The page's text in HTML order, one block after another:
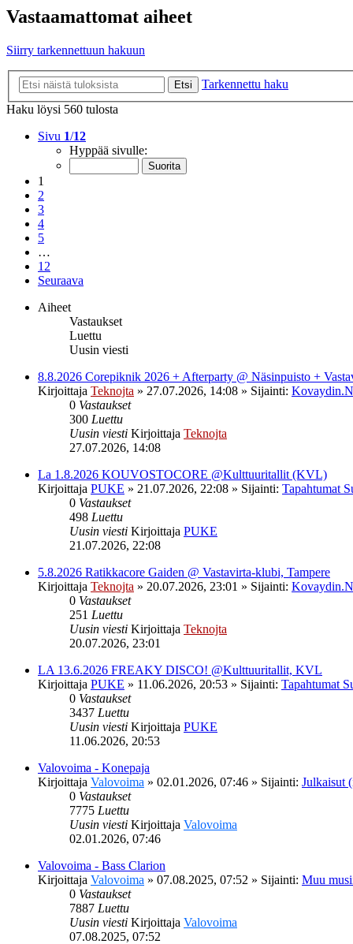
Vastaamattomat aiheet
Siirry tarkennettuun hakuun
Etsi
Tarkennettu haku
Haku löysi 560 tulosta
Sivu 1/12
Hyppää sivulle:
1
2
3
4
5
…
12
Seuraava
Aiheet
Vastaukset
Luettu
Uusin viesti
8.8.2026 Corepiknik 2026 + Afterparty @ Näsinpuisto +
Kirjoittaja Teknojta » 27.07.2026, 14:08 » Sijainti:
0 Vastaukset
300 Luettu
Uusin viesti Kirjoittaja Teknojta
27.07.2026, 14:08
La 1.8.2026 KOUVOSTOCORE @Kulttuuritallit (KVL)
Kirjoittaja PUKE » 21.07.2026, 22:08 » Sijainti: Tapahtumat
0 Vastaukset
498 Luettu
Uusin viesti Kirjoittaja PUKE
21.07.2026, 22:08
5.8.2026 Ratikkacore Gaiden @ Vastavirta-klubi, Tampere
Kirjoittaja Teknojta » 20.07.2026, 23:01 » Sijainti:
0 Vastaukset
251 Luettu
Uusin viesti Kirjoittaja Teknojta
20.07.2026, 23:01
LA 13.6.2026 FREAKY DISCO! @Kulttuuritallit, KVL
Kirjoittaja PUKE » 11.06.2026, 20:53 » Sijainti: Tapahtumat
0 Vastaukset
3437 Luettu
Uusin viesti Kirjoittaja PUKE
11.06.2026, 20:53
Valovoima - Konepaja
Kirjoittaja Valovoima » 02.01.2026, 07:46 » Sijainti: Julkaisut
0 Vastaukset
7775 Luettu
Uusin viesti Kirjoittaja Valovoima
02.01.2026, 07:46
Valovoima - Bass Clarion
Kirjoittaja Valovoima » 07.08.2025, 07:52 » Sijainti: Muu
0 Vastaukset
7887 Luettu
Uusin viesti Kirjoittaja Valovoima
07.08.2025, 07:52